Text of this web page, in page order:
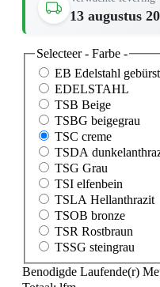
13 augustus
Selecteer- Farbe -
EB Edelstahl
EDELSTAHL
TSB Beige
TSBG beigegrau
TSC creme
TSDA
TSG Grau
TSI elfenbein
TSLA Hellanthrazit
TSOB bronze
TSR Rostbraun
TSSG steingrau
Benodigde Laufende(r)